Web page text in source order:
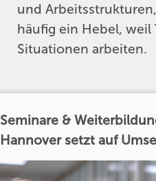
und
häufig ein Hebel, weil
Situationen arbeiten.
Seminare &
Hannover setzt auf